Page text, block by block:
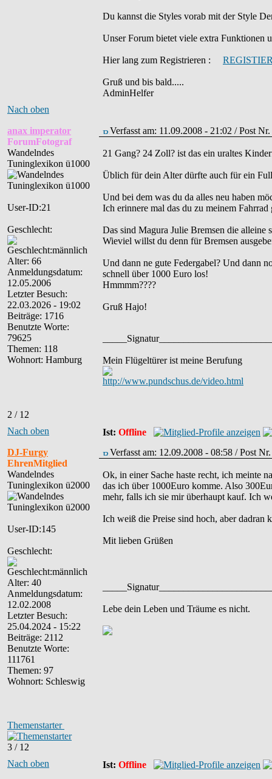
Du kannst die Styles vorab mit der
Unser Forum bietet viele extra Funktionen
Hier lang zum Registrieren :
Gruß und bis bald.....
AdminHelfer
Nach oben
anax imperator
ForumFotograf
Wandelndes
Tuninglexikon ü1000
User-ID:21
Geschlecht:
Alter: 66
Anmeldungsdatum:
12.05.2006
Letzter Besuch:
22.03.2026 - 19:02
Beiträge: 1716
Benutzte Worte:
79625
Themen: 118
Wohnort: Hamburg
2 / 12
Verfasst am: 11.09.2008 - 21:02 / Post
21 Gang? 24 Zoll? ist das ein uraltes
Üblich für dein Alter dürfte auch für ein
Und bei dem was du da alles neu haben
Ich erinnere mal das du zu meinem
Das sind Magura Julie Bremsen die alleine
Wieviel willst du denn für Bremsen
Und dann ne gute Federgabel? Und dann
schnell über 1000 Euro los!
Hmmmm????
Gruß Hajo!
Mein Flügeltürer ist meine Berufung
http://www.pundschus.de/video.html
Nach oben Ist: Offline
DJ-Furgy
EhrenMitglied
Wandelndes
Tuninglexikon ü2000
User-ID:145
Geschlecht:
Alter: 40
Anmeldungsdatum:
12.02.2008
Letzter Besuch:
25.04.2024 - 15:22
Beiträge: 2112
Benutzte Worte:
111761
Themen: 97
Wohnort: Schleswig
Themenstarter
3 / 12
Verfasst am: 12.09.2008 - 08:58 / Post
Ok, in einer Sache haste recht, ich meinte
das ich über 1000Euro komme. Also
mehr, falls ich sie mir überhaupt kauf. Ich
Ich weiß die Preise sind hoch, aber dadran
Mit lieben Grüßen
Lebe dein Leben und Träume es nicht.
Nach oben Ist: Offline